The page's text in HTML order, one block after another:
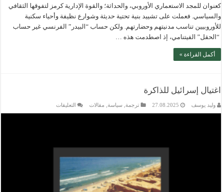
كعنوان للمجد الاستعماري الأوروبي، والحداثة؛ والقوة الإدارية كرمز لتفوقها الثقافي
والسياسي. فعملت على تشييد بنية تحتية حديثة وشوارع نظيفة وأحياء سكنية
للأوروبيين تناسب مدنيتهم وحضارتهم. ولكن حساب “البيدر” الفرنسي غير حساب
“الحقل” الفيتنامي، إذ اصطدمت هذه …
أكمل القراءة »
اغتيال إسرائيل للذاكرة
وليد يوسف 27.08.2025 ترجمة ,سياسة مقالات التعليقات